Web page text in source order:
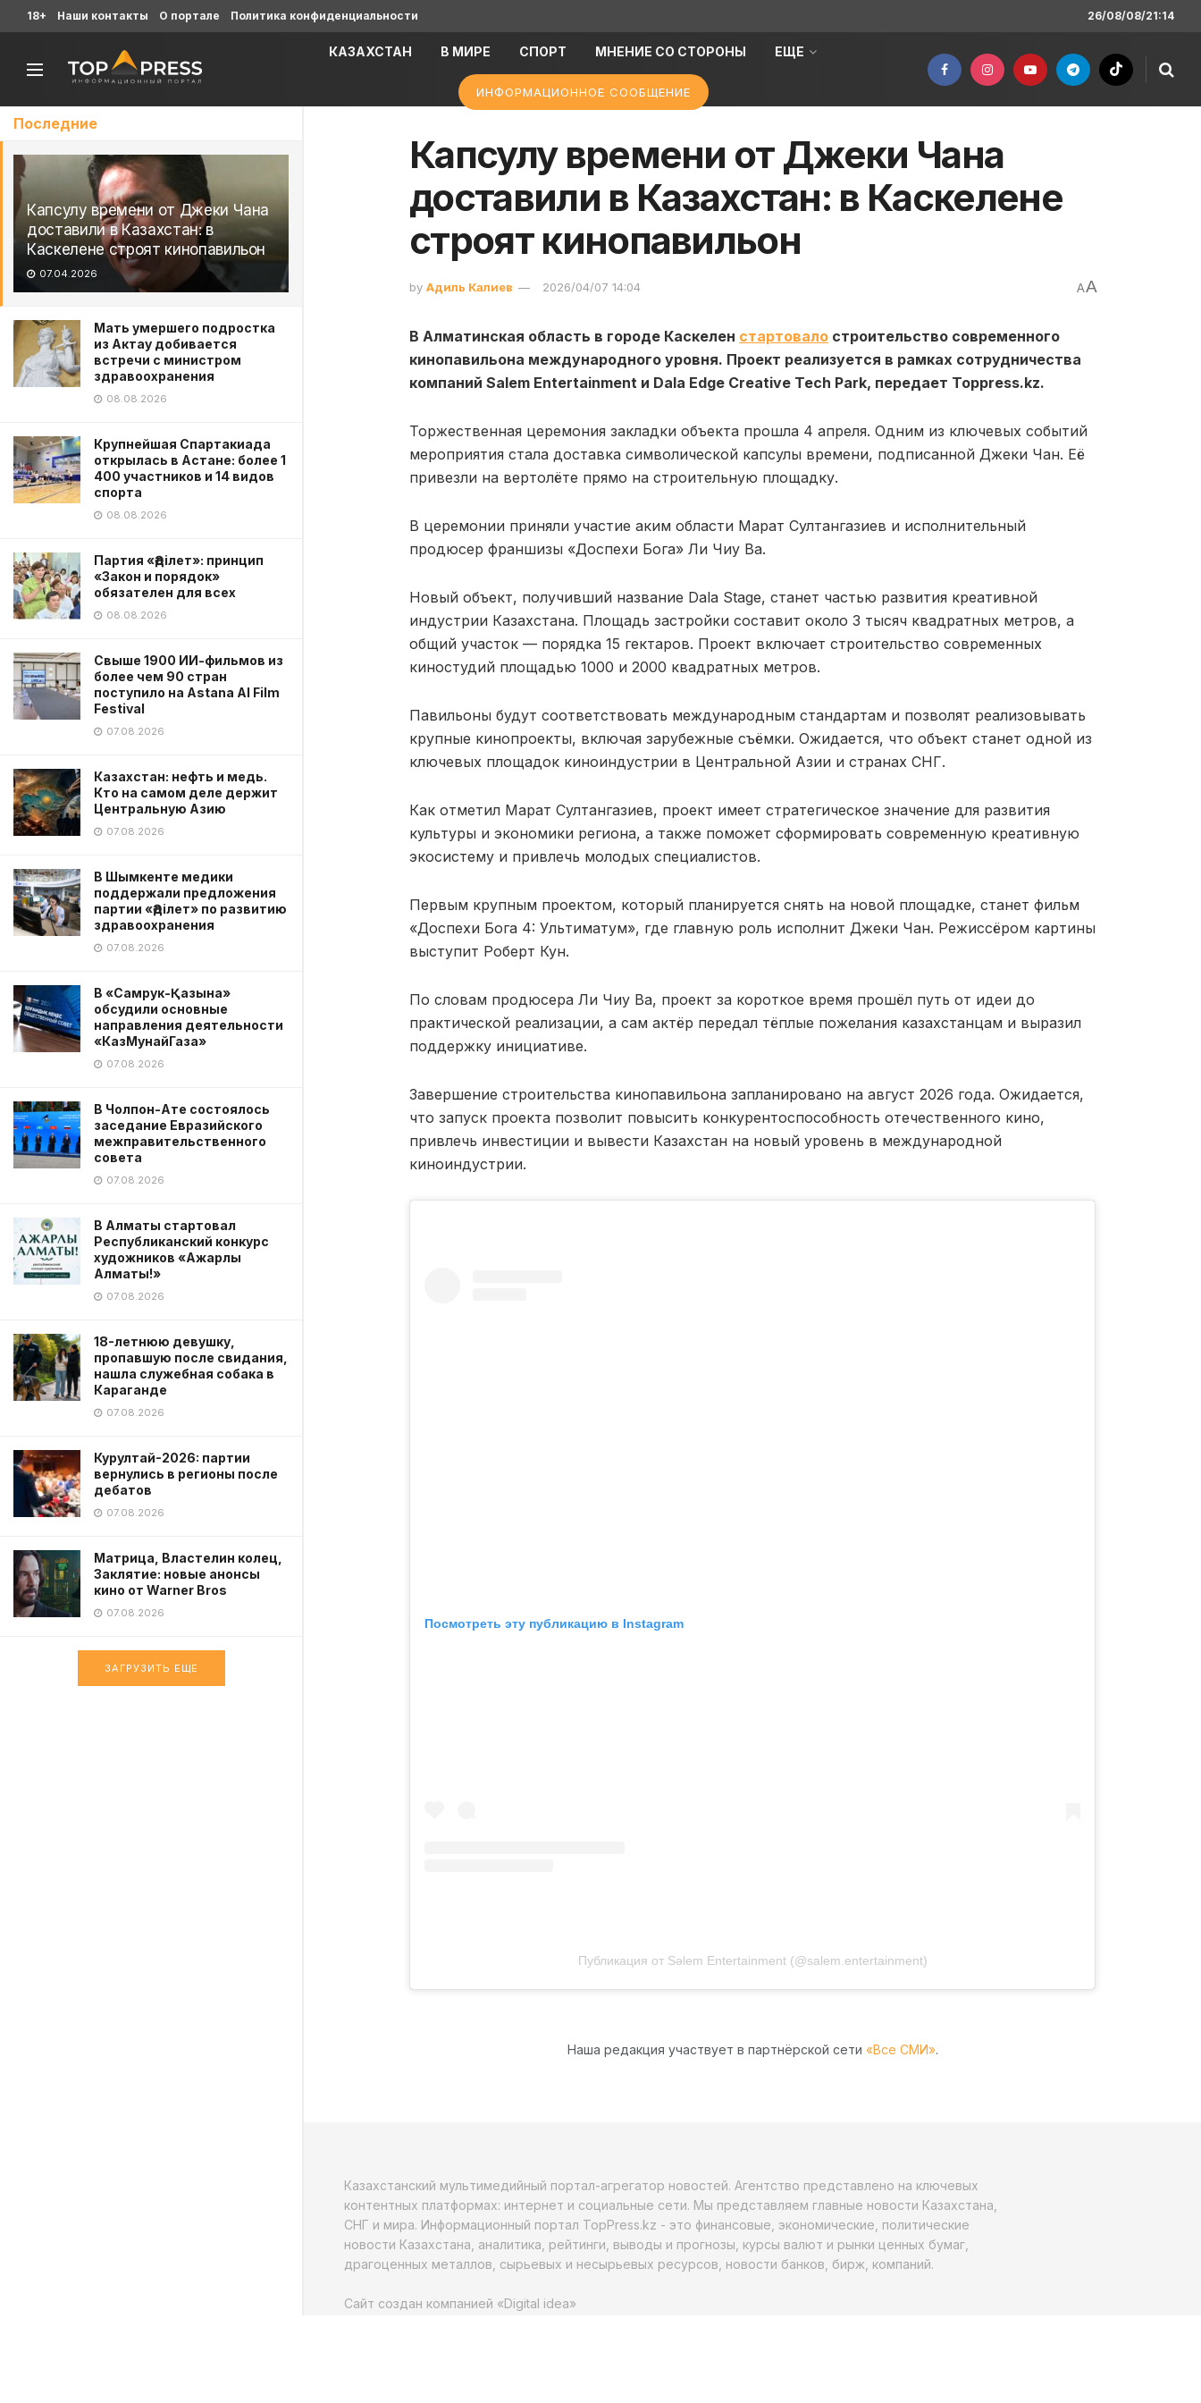
Последние
Капсулу времени от Джеки Чана
доставили в Казахстан: в
Каскелене строят кинопавильон
07.04.2026
Мать умершего подростка
из Актау добивается
встречи с министром
здравоохранения
08.08.2026
Крупнейшая Спартакиада
открылась в Астане: более 1
400 участников и 14 видов
спорта
08.08.2026
Партия «Әділет»: принцип
«Закон и порядок»
обязателен для всех
08.08.2026
Свыше 1900 ИИ-фильмов из
более чем 90 стран
поступило на Astana AI Film
Festival
07.08.2026
Казахстан: нефть и медь.
Кто на самом деле держит
Центральную Азию
07.08.2026
В Шымкенте медики
поддержали предложения
партии «Әділет» по развитию
здравоохранения
07.08.2026
В «Самрук-Қазына»
обсудили основные
направления деятельности
«КазМунайГаза»
07.08.2026
В Чолпон-Ате состоялось
заседание Евразийского
межправительственного
совета
07.08.2026
В Алматы стартовал
Республиканский конкурс
художников «Ажарлы
Алматы!»
07.08.2026
18-летнюю девушку,
пропавшую после свидания,
нашла служебная собака в
Караганде
07.08.2026
Курултай-2026: партии
вернулись в регионы после
дебатов
07.08.2026
Матрица, Властелин колец,
Заклятие: новые анонсы
кино от Warner Bros
07.08.2026
ЗАГРУЗИТЬ ЕЩЕ
18+ Наши контакты О портале Политика конфиденциальности 26/08/08/21:14
КАЗАХСТАН В МИРЕ СПОРТ МНЕНИЕ СО СТОРОНЫ ЕЩЕ
ИНФОРМАЦИОННОЕ СООБЩЕНИЕ
Капсулу времени от Джеки Чана
доставили в Казахстан: в Каскелене
строят кинопавильон
by Адиль Калиев 2026/04/07 14:04 AA
В Алматинская область в городе Каскелен стартовало строительство современного
кинопавильона международного уровня. Проект реализуется в рамках сотрудничества
компаний Salem Entertainment и Dala Edge Creative Tech Park, передает Toppress.kz.
Торжественная церемония закладки объекта прошла 4 апреля. Одним из ключевых событий
мероприятия стала доставка символической капсулы времени, подписанной Джеки Чан. Её
привезли на вертолёте прямо на строительную площадку.
В церемонии приняли участие аким области Марат Султангазиев и исполнительный
продюсер франшизы «Доспехи Бога» Ли Чиу Ва.
Новый объект, получивший название Dala Stage, станет частью развития креативной
индустрии Казахстана. Площадь застройки составит около 3 тысяч квадратных метров, а
общий участок — порядка 15 гектаров. Проект включает строительство современных
киностудий площадью 1000 и 2000 квадратных метров.
Павильоны будут соответствовать международным стандартам и позволят реализовывать
крупные кинопроекты, включая зарубежные съёмки. Ожидается, что объект станет одной из
ключевых площадок киноиндустрии в Центральной Азии и странах СНГ.
Как отметил Марат Султангазиев, проект имеет стратегическое значение для развития
культуры и экономики региона, а также поможет сформировать современную креативную
экосистему и привлечь молодых специалистов.
Первым крупным проектом, который планируется снять на новой площадке, станет фильм
«Доспехи Бога 4: Ультиматум», где главную роль исполнит Джеки Чан. Режиссёром картины
выступит Роберт Кун.
По словам продюсера Ли Чиу Ва, проект за короткое время прошёл путь от идеи до
практической реализации, а сам актёр передал тёплые пожелания казахстанцам и выразил
поддержку инициативе.
Завершение строительства кинопавильона запланировано на август 2026 года. Ожидается,
что запуск проекта позволит повысить конкурентоспособность отечественного кино,
привлечь инвестиции и вывести Казахстан на новый уровень в международной
киноиндустрии.
Посмотреть эту публикацию в Instagram
Публикация от Sәlem Entertainment (@salem.entertainment)
Наша редакция участвует в партнёрской сети «Все СМИ».
Казахстанский мультимедийный портал-агрегатор новостей. Агентство представлено на ключевых
контентных платформах: интернет и социальные сети. Мы представляем главные новости Казахстана,
СНГ и мира. Информационный портал TopPress.kz - это финансовые, экономические, политические
новости Казахстана, аналитика, рейтинги, выводы и прогнозы, курсы валют и рынки ценных бумаг,
драгоценных металлов, сырьевых и несырьевых ресурсов, новости банков, бирж, компаний.
Сайт создан компанией «Digital idea»